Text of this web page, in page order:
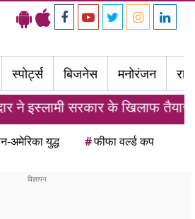
स्पोर्ट्स बिजनेस मनोरंजन
के खिलाफ तैयार की फौज
अमेरिका युद्ध #फीफा वर्ल्ड कप